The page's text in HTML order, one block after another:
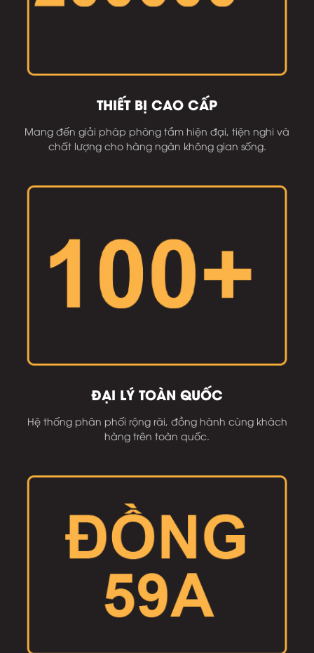
THIẾT BỊ CAO CẤP
Mang đến giải pháp phòng tắm hiện đại, tiện nghi và
chất lượng cho hàng ngàn không gian sống.
ĐẠI LÝ TOÀN QUỐC
Hệ thống phân phối rộng rãi, đồng hành cùng khách
hàng trên toàn quốc.